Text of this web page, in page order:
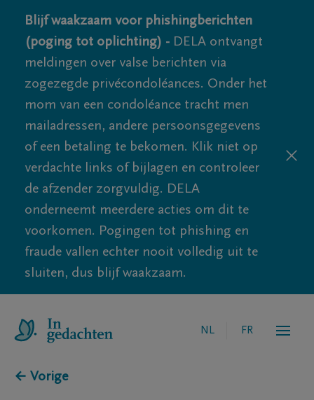
Blijf waakzaam voor phishingberichten
(poging tot oplichting) - DELA ontvangt
meldingen over valse berichten via
zogezegde privécondoléances. Onder het
mom van een condoléance tracht men
mailadressen, andere persoonsgegevens
of een betaling te bekomen. Klik niet op
verdachte links of bijlagen en controleer
de afzender zorgvuldig. DELA
onderneemt meerdere acties om dit te
voorkomen. Pogingen tot phishing en
fraude vallen echter nooit volledig uit te
sluiten, dus blijf waakzaam.
NL FR
← Vorige